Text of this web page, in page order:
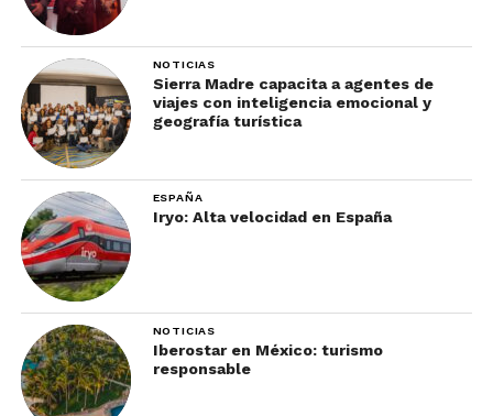
NOTICIAS
Sierra Madre capacita a agentes de
viajes con inteligencia emocional y
geografía turística
ESPAÑA
Iryo: Alta velocidad en España
NOTICIAS
Iberostar en México: turismo
responsable